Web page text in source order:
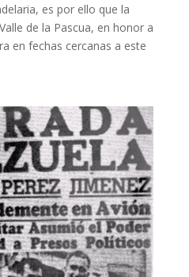
es por ello que la
de la Pascua, en honor a
en fechas cercanas a este